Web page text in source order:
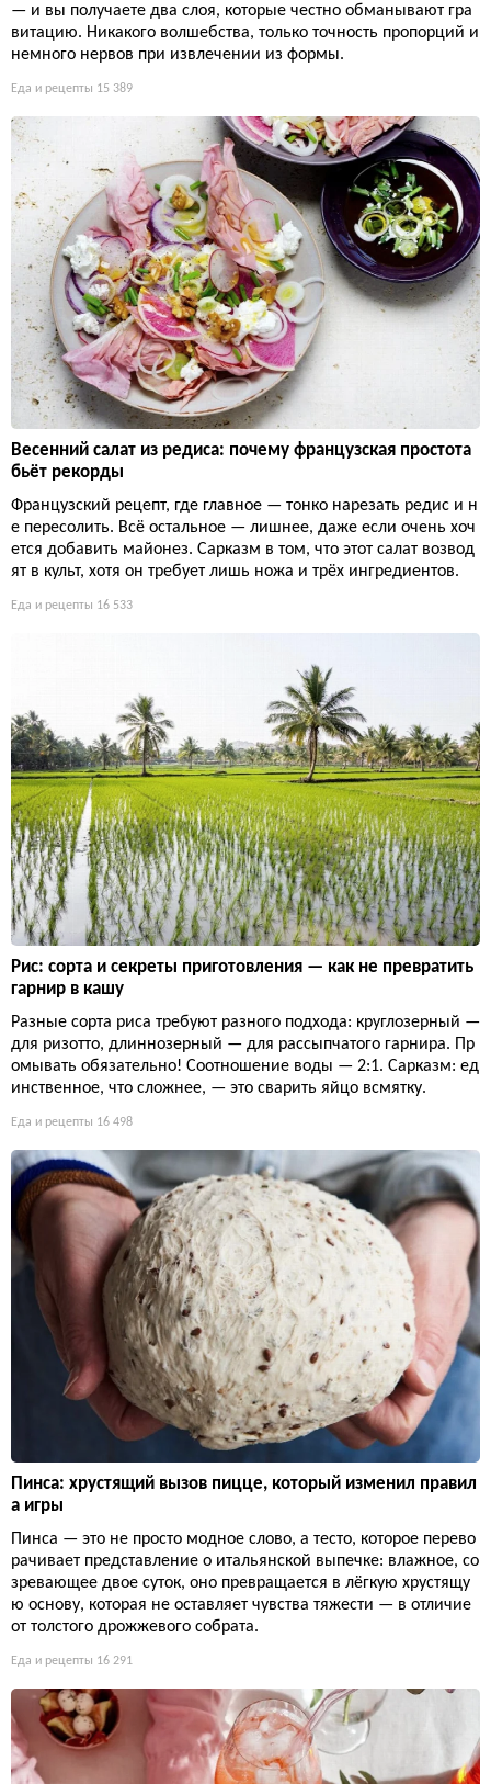
— и вы получаете два слоя, которые честно обманывают гра
витацию. Никакого волшебства, только точность пропорций и
немного нервов при извлечении из формы.
Еда и рецепты 15 389
Весенний салат из редиса: почему французская простота
бьёт рекорды
Французский рецепт, где главное — тонко нарезать редис и н
е пересолить. Всё остальное — лишнее, даже если очень хоч
ется добавить майонез. Сарказм в том, что этот салат возвод
ят в культ, хотя он требует лишь ножа и трёх ингредиентов.
Еда и рецепты 16 533
Рис: сорта и секреты приготовления — как не превратить
гарнир в кашу
Разные сорта риса требуют разного подхода: круглозерный —
для ризотто, длиннозерный — для рассыпчатого гарнира. Пр
омывать обязательно! Соотношение воды — 2:1. Сарказм: ед
инственное, что сложнее, — это сварить яйцо всмятку.
Еда и рецепты 16 498
Пинса: хрустящий вызов пицце, который изменил правил
а игры
Пинса — это не просто модное слово, а тесто, которое перево
рачивает представление о итальянской выпечке: влажное, со
зревающее двое суток, оно превращается в лёгкую хрустящу
ю основу, которая не оставляет чувства тяжести — в отличие
от толстого дрожжевого собрата.
Еда и рецепты 16 291